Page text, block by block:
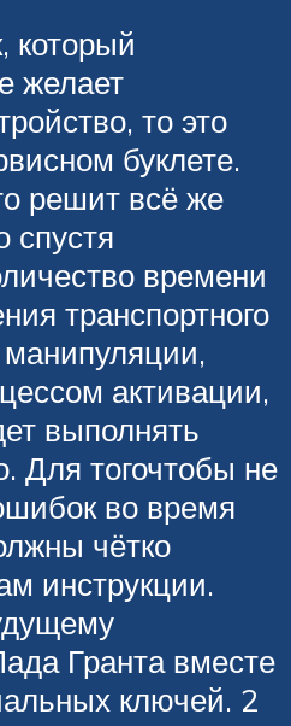
который
желает
то это
буклете.
решит всё же
спустя
времени
транспортного
манипуляции,
активации,
выполнять
Для тогочтобы не
во время
чётко
инструкции.
Гранта вместе
ключей. 2